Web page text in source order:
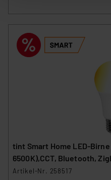
der anschließenden
VO) zu. Eine detaillierte
Cookies nach Zweck und
den Button „Ablehnen
können die Verwendung
ablehnen oder ihr ganz
Die Rechtmäßigkeit der
Analyse bis zum
unberührt. Ihre Browser-
führen, dass die
tint Smart Home LED-Birne
6500K),CCT, Bluetooth,
Artikel-Nr. 258517